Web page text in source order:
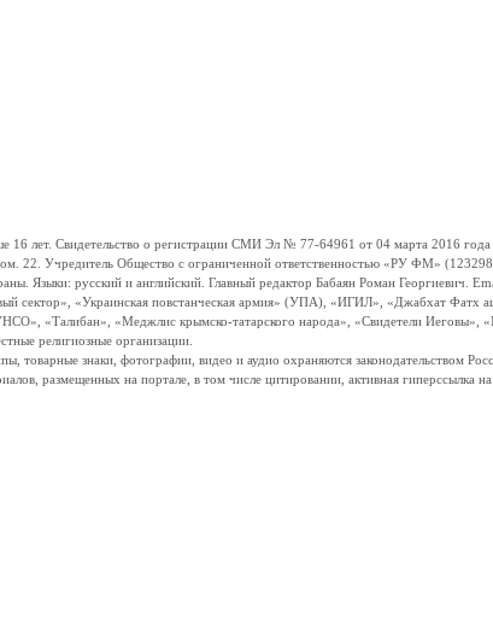
лет. Свидетельство о регистрации СМИ Эл № 77-64961 от 04 марта 2016
22. Учредитель Общество с ограниченной ответственностью «РУ ФМ»
Языки: русский и английский. Главный редактор Бабаян Роман
сектор», «Украинская повстанческая армия» (УПА), «ИГИЛ», «Джабхат
«Талибан», «Меджлис крымско-татарского народа», «Свидетели Иеговы»,
религиозные организации.
товарные знаки, фотографии, видео и аудио охраняются законодательством
размещенных на портале, в том числе цитировании, активная гиперссылка